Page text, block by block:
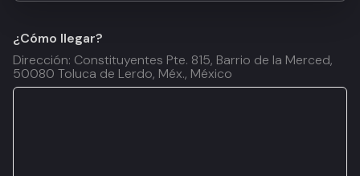
¿Cómo llegar?
Dirección: Constituyentes Pte. 815, Barrio de la Merced,
50080 Toluca de Lerdo, Méx., México